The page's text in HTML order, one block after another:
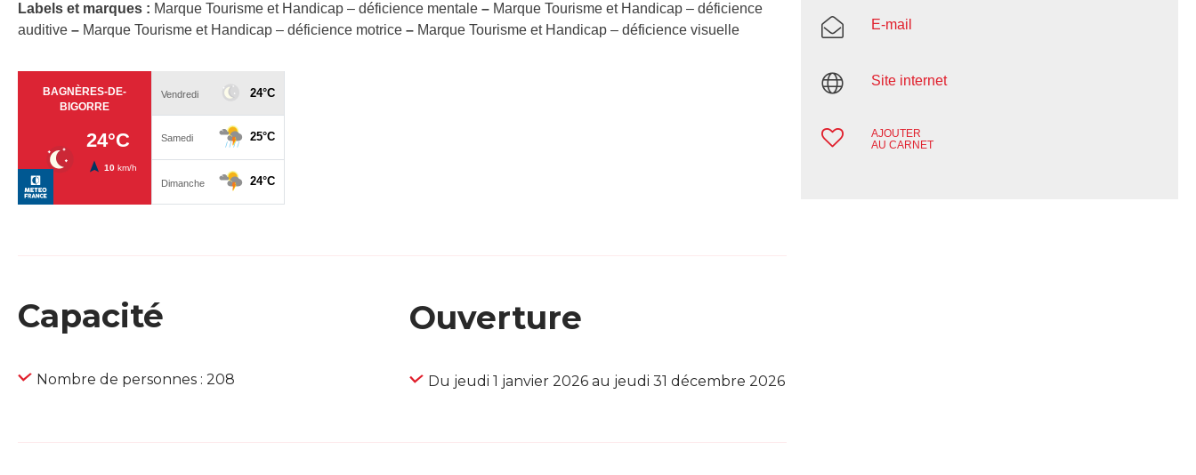
Labels et marques : Marque Tourisme et Handicap – déficience mentale – Marque Tourisme et Handicap – déficience
auditive – Marque Tourisme et Handicap – déficience motrice – Marque Tourisme et Handicap – déficience visuelle
Capacité
Nombre de personnes : 208
Ouverture
Du jeudi 1 janvier 2026 au jeudi 31 décembre 2026
E-mail
Site internet
AJOUTER
AU CARNET